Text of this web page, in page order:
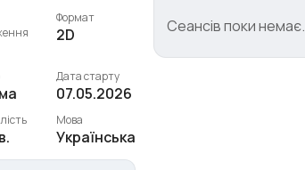
Формат
2D
Дата старту
07.05.2026
Мова
Українська
Сеансів поки немає.